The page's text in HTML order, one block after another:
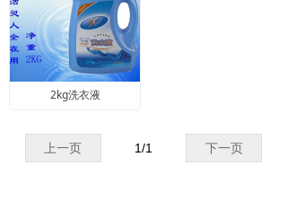
2kg洗衣液
上一页 下一页
1/1